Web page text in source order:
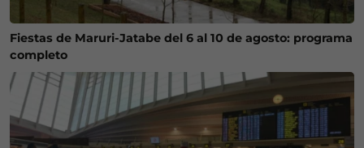
Fiestas de Maruri-Jatabe del 6 al 10 de agosto: programa
completo